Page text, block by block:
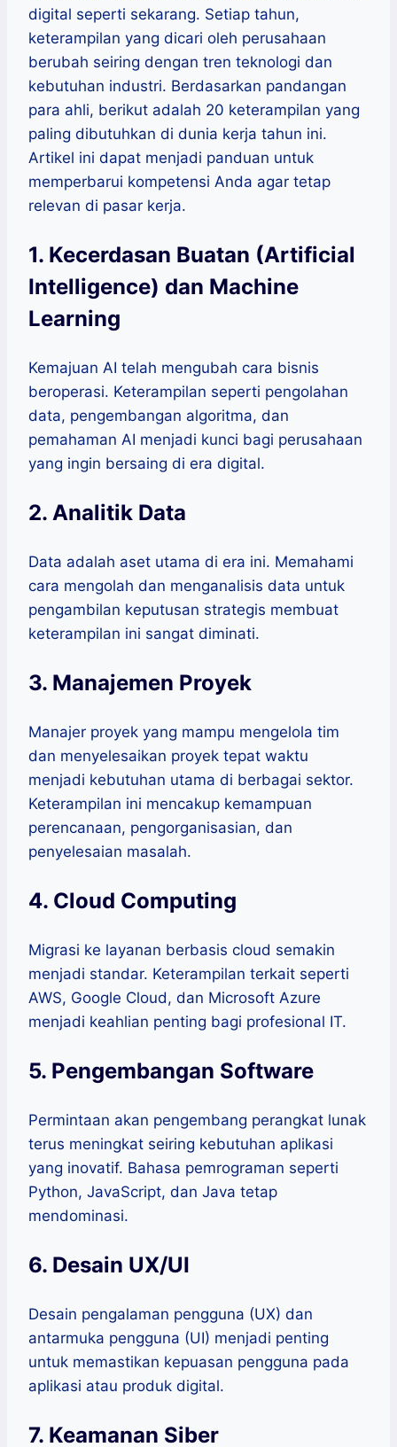
digital seperti sekarang. Setiap tahun,
keterampilan yang dicari oleh perusahaan
berubah seiring dengan tren teknologi dan
kebutuhan industri. Berdasarkan pandangan
para ahli, berikut adalah 20 keterampilan yang
paling dibutuhkan di dunia kerja tahun ini.
Artikel ini dapat menjadi panduan untuk
memperbarui kompetensi Anda agar tetap
relevan di pasar kerja.
1. Kecerdasan Buatan (Artificial
Intelligence) dan Machine
Learning
Kemajuan AI telah mengubah cara bisnis
beroperasi. Keterampilan seperti pengolahan
data, pengembangan algoritma, dan
pemahaman AI menjadi kunci bagi perusahaan
yang ingin bersaing di era digital.
2. Analitik Data
Data adalah aset utama di era ini. Memahami
cara mengolah dan menganalisis data untuk
pengambilan keputusan strategis membuat
keterampilan ini sangat diminati.
3. Manajemen Proyek
Manajer proyek yang mampu mengelola tim
dan menyelesaikan proyek tepat waktu
menjadi kebutuhan utama di berbagai sektor.
Keterampilan ini mencakup kemampuan
perencanaan, pengorganisasian, dan
penyelesaian masalah.
4. Cloud Computing
Migrasi ke layanan berbasis cloud semakin
menjadi standar. Keterampilan terkait seperti
AWS, Google Cloud, dan Microsoft Azure
menjadi keahlian penting bagi profesional IT.
5. Pengembangan Software
Permintaan akan pengembang perangkat lunak
terus meningkat seiring kebutuhan aplikasi
yang inovatif. Bahasa pemrograman seperti
Python, JavaScript, dan Java tetap
mendominasi.
6. Desain UX/UI
Desain pengalaman pengguna (UX) dan
antarmuka pengguna (UI) menjadi penting
untuk memastikan kepuasan pengguna pada
aplikasi atau produk digital.
7. Keamanan Siber